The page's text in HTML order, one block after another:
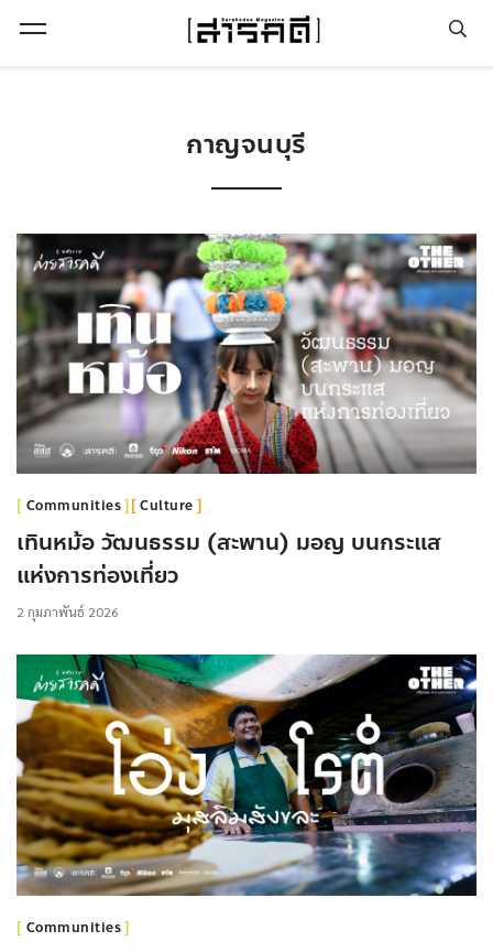
กาญจนบุรี
Communities Culture
เทินหม้อ วัฒนธรรม (สะพาน) มอญ บนกระแส
แห่งการท่องเที่ยว
2 กุมภาพันธ์ 2026
Communities